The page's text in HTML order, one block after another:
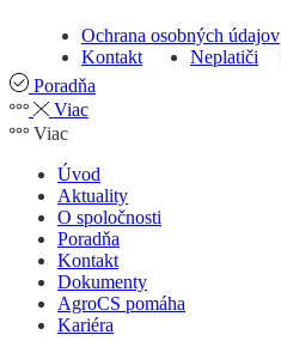
Ochrana osobných údajov
Kontakt
Neplatiči
Poradňa
Viac
Viac
Úvod
Aktuality
O spoločnosti
Poradňa
Kontakt
Dokumenty
AgroCS pomáha
Kariéra